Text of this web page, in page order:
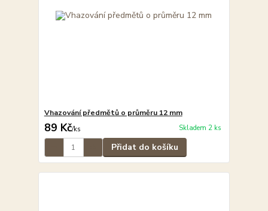
Vhazování předmětů o průměru 12 mm
89 Kč/ks Skladem 2 ks
Přidat do košíku